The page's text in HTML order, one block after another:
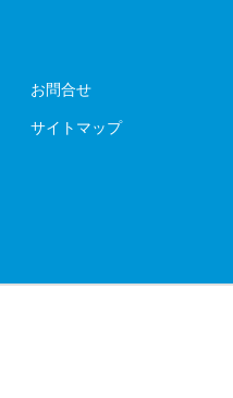
お問合せ
サイトマップ